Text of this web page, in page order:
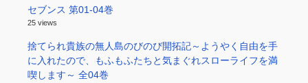
セブンス 第01-04巻
25 views
捨てられ貴族の無人島のびのび開拓記～ようやく自由を手
に入れたので、もふもふたちと気まぐれスローライフを満
喫します～ 全04巻